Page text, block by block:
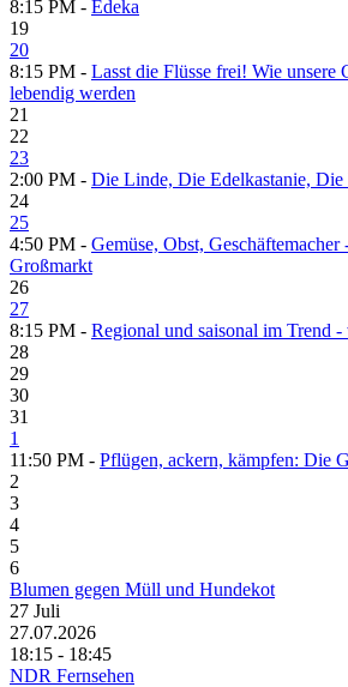
8:15 PM - Edeka
19
20
8:15 PM - Lasst die Flüsse frei! Wie unsere
lebendig werden
21
22
23
2:00 PM - Die Linde, Die Edelkastanie,
24
25
4:50 PM - Gemüse, Obst,
Großmarkt
26
27
8:15 PM - Regional und saisonal im Trend -
28
29
30
31
1
11:50 PM - Pflügen, ackern, kämpfen: Die
2
3
4
5
6
Blumen gegen Müll und Hundekot
27 Juli
27.07.2026
18:15 - 18:45
NDR Fernsehen